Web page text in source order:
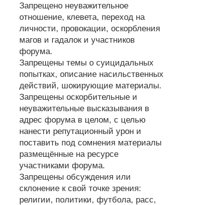
Запрещено неуважительное
отношение, клевета, переход на
личности, провокации, оскорбления
магов и гадалок и участников
форума.
Запрещены темы о суицидальных
попытках, описание насильственных
действий, шокирующие материалы.
Запрещены оскорбительные и
неуважительные высказывания в
адрес форума в целом, с целью
нанести репутационный урон и
поставить под сомнения материалы
размещённые на ресурсе
участниками форума.
Запрещены обсуждения или
склонение к свой точке зрения:
религии, политики, футбола, расс,